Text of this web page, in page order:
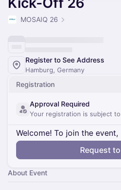
MOSAIQ 26
Register to See Address
Hamburg, Germany
Registration
Approval Required
Your registration is subject
Welcome! To join the
Request
About Event